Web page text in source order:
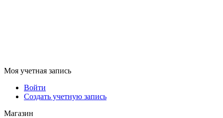
Моя учетная запись
Войти
Создать учетную запись
Магазин